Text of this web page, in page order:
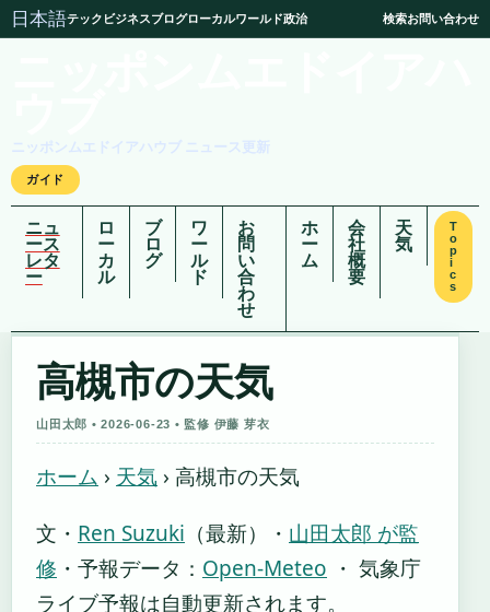
日本語テック ビジネスブログローカルワールド政治 検索お問い合わせ
ニッポンムエドイアハウブ ニュース更新
ガイド
ニュ
ース
レタ
ー
ロ
ー
カ
ル
ブ
ロ
グ
ワ
ー
ル
ド
お
問
い
合
わ
せ
ホ
ー
ム
会
社
概
要
天
気
T
o
p
i
c
s
高槻市の天気
山田太郎 • 2026-06-23 • 監修 伊藤 芽衣
ホーム › 天気 › 高槻市の天気
文・ Ren Suzuki （最新） ・ 山田太郎 が監
修 ・ 予報データ： Open-Meteo ・ 気象庁
ライブ予報は自動更新されます。